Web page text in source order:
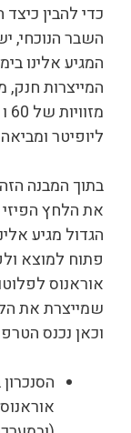
כדי להבין
השבר הנוכחי,
המגיע אלינו
המייצרות חנק,
ליופיטר
בתוך המבנה
את הלחץ
הגדול מגיע
פתוח למוצא
אוראנוס
שמייצרת את
וכאן נכנס